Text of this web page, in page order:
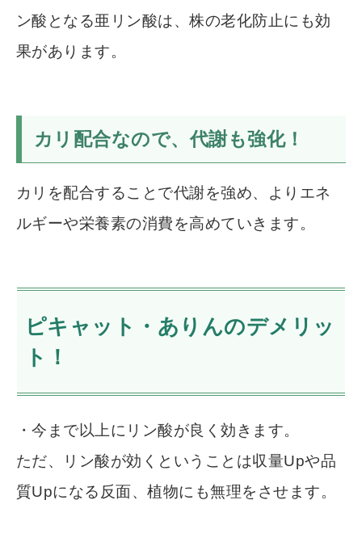
ン酸となる亜リン酸は、株の老化防止にも効
果があります。
カリ配合なので、代謝も強化！
カリを配合することで代謝を強め、よりエネ
ルギーや栄養素の消費を高めていきます。
ピキャット・ありんのデメリッ
ト！
・今まで以上にリン酸が良く効きます。
ただ、リン酸が効くということは収量Upや品
質Upになる反面、植物にも無理をさせます。